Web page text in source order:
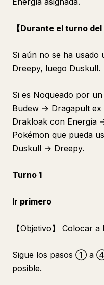
【Durante el turno del
Si aún no se ha
Dreepy, luego Duskull.
Si es Noqueado por
Budew → Dragapult
Drakloak con Energía
Pokémon que pueda
Duskull → Dreepy.
Turno 1
Ir primero
【Objetivo】 Colocar a
Sigue los pasos ① a
posible.